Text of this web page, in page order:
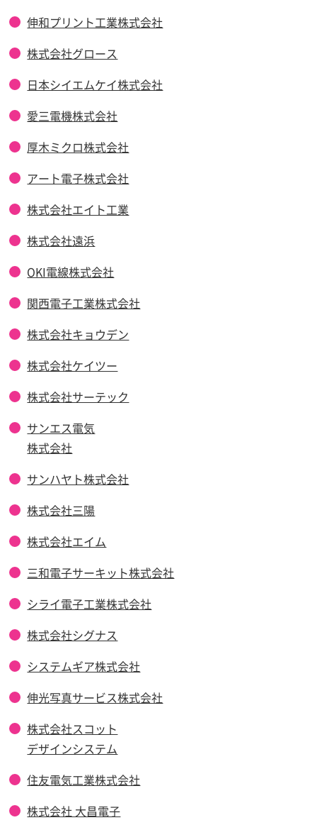
伸和プリント工業株式会社
株式会社グロース
日本シイエムケイ株式会社
愛三電機株式会社
厚木ミクロ株式会社
アート電子株式会社
株式会社エイト工業
株式会社遠浜
OKI電線株式会社
関西電子工業株式会社
株式会社キョウデン
株式会社ケイツー
株式会社サーテック
サンエス電気
株式会社
サンハヤト株式会社
株式会社三陽
株式会社エイム
三和電子サーキット株式会社
シライ電子工業株式会社
株式会社シグナス
システムギア株式会社
伸光写真サービス株式会社
株式会社スコット
デザインシステム
住友電気工業株式会社
株式会社 大昌電子